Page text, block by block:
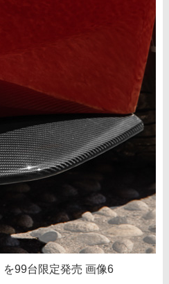
99台限定発売 画像6